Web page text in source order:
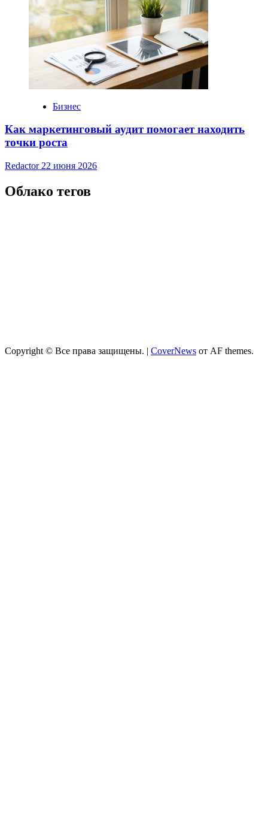
Бизнес
Как маркетинговый аудит помогает находить
точки роста
Redactor 22 июня 2026
Облако тегов
Copyright © Все права защищены. | CoverNews от AF themes.